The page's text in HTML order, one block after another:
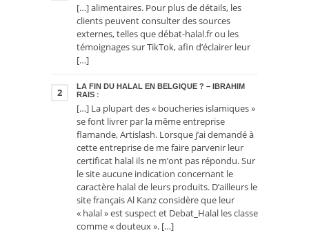
[…] alimentaires. Pour plus de détails, les
clients peuvent consulter des sources
externes, telles que débat-halal.fr ou les
témoignages sur TikTok, afin d’éclairer leur
[…]
2
LA FIN DU HALAL EN BELGIQUE ? – IBRAHIM
RAIS :
[…] La plupart des « boucheries islamiques »
se font livrer par la même entreprise
flamande, Artislash. Lorsque j’ai demandé à
cette entreprise de me faire parvenir leur
certificat halal ils ne m’ont pas répondu. Sur
le site aucune indication concernant le
caractère halal de leurs produits. D’ailleurs le
site français Al Kanz considère que leur
« halal » est suspect et Debat_Halal les classe
comme « douteux ». […]